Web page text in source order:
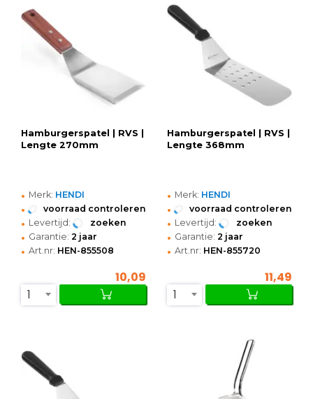
Hamburgerspatel | RVS |
Lengte 270mm
• Merk: HENDI
• voorraad controleren
• Levertijd: zoeken
• Garantie: 2 jaar
• Art.nr: HEN-855508
10,09
1
Hamburgerspatel | RVS |
Lengte 368mm
• Merk: HENDI
• voorraad controleren
• Levertijd: zoeken
• Garantie: 2 jaar
• Art.nr: HEN-855720
11,49
1